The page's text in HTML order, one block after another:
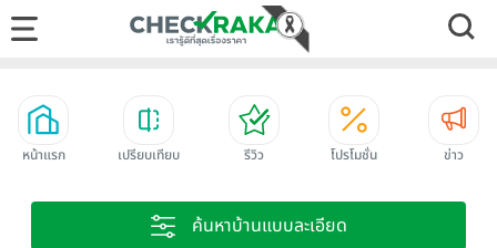
หน้าแรก เปรียบเทียบ รีวิว โปรโมชั่น ข่าว
ค้นหาบ้านแบบละเอียด